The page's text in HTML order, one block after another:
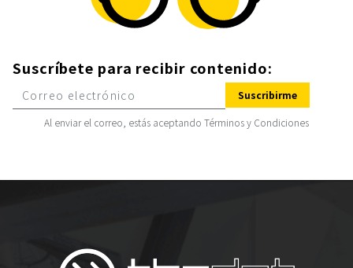
Suscríbete para recibir contenido:
Suscribirme
Al enviar el correo, estás aceptando Términos y Condiciones